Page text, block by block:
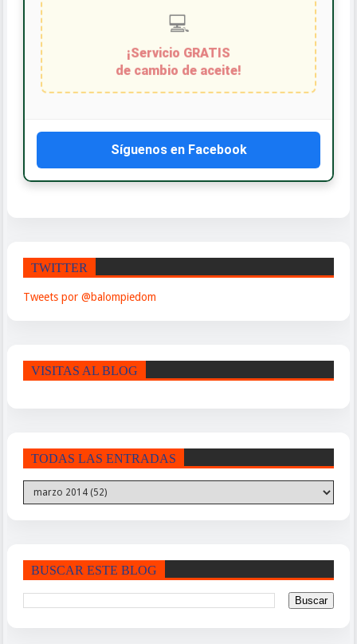
💻
¡Servicio GRATIS
de cambio de aceite!
Síguenos en Facebook
TWITTER
Tweets por @balompiedom
VISITAS AL BLOG
TODAS LAS ENTRADAS
BUSCAR ESTE BLOG